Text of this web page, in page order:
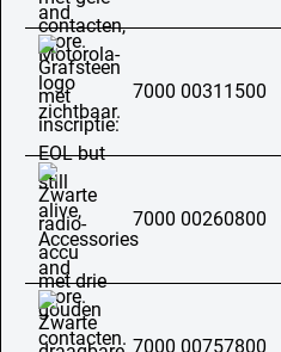
7000 00311500
7000 00260800
7000 00757800